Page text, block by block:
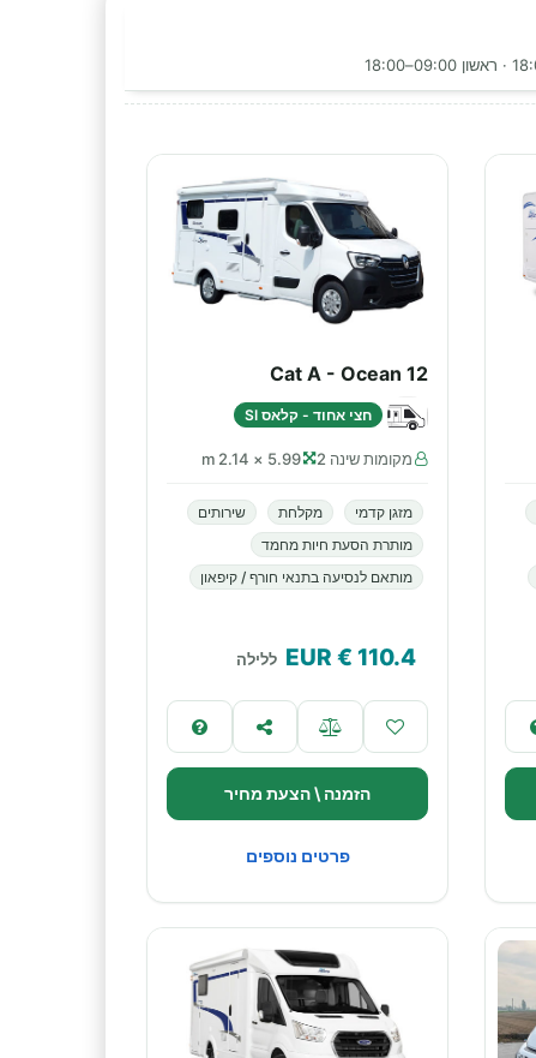
Cat A - Ocean 12
חצי אחוד - קלאס SI
מקומות שינה 2 5.99 × 2.14 m
מזגן קדמי מקלחת
שירותים
מותרת הסעת חיות מחמד
מותאם לנסיעה בתנאי חורף / קיפאון
110.4
€ EUR ללילה
הזמנה \ הצעת מחיר
פרטים נוספים